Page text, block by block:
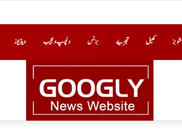
شوبز کھیل تجزیے بزنس دلچسپ و عجیب ویڈیوز